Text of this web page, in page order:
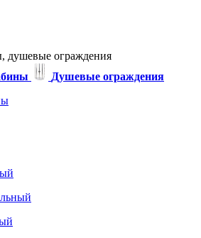
душевые ограждения
Душевые ограждения